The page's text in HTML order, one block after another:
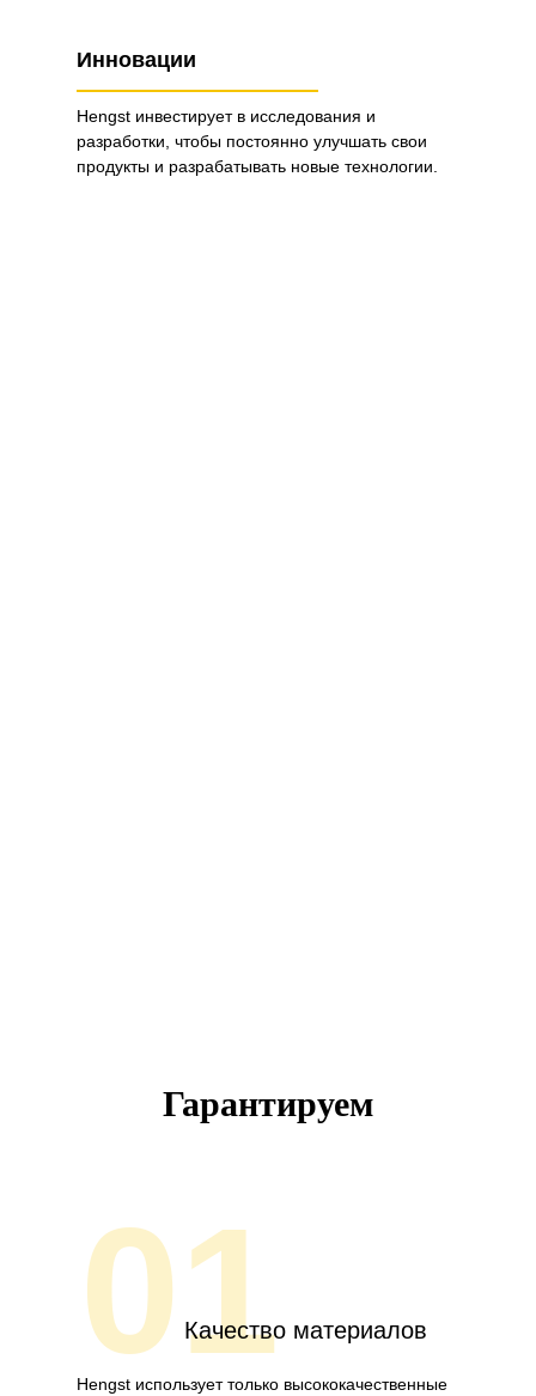
Инновации
Hengst инвестирует в исследования и
разработки, чтобы постоянно улучшать свои
продукты и разрабатывать новые технологии.
Гарантируем
01Качество материалов
Hengst использует только высококачественные